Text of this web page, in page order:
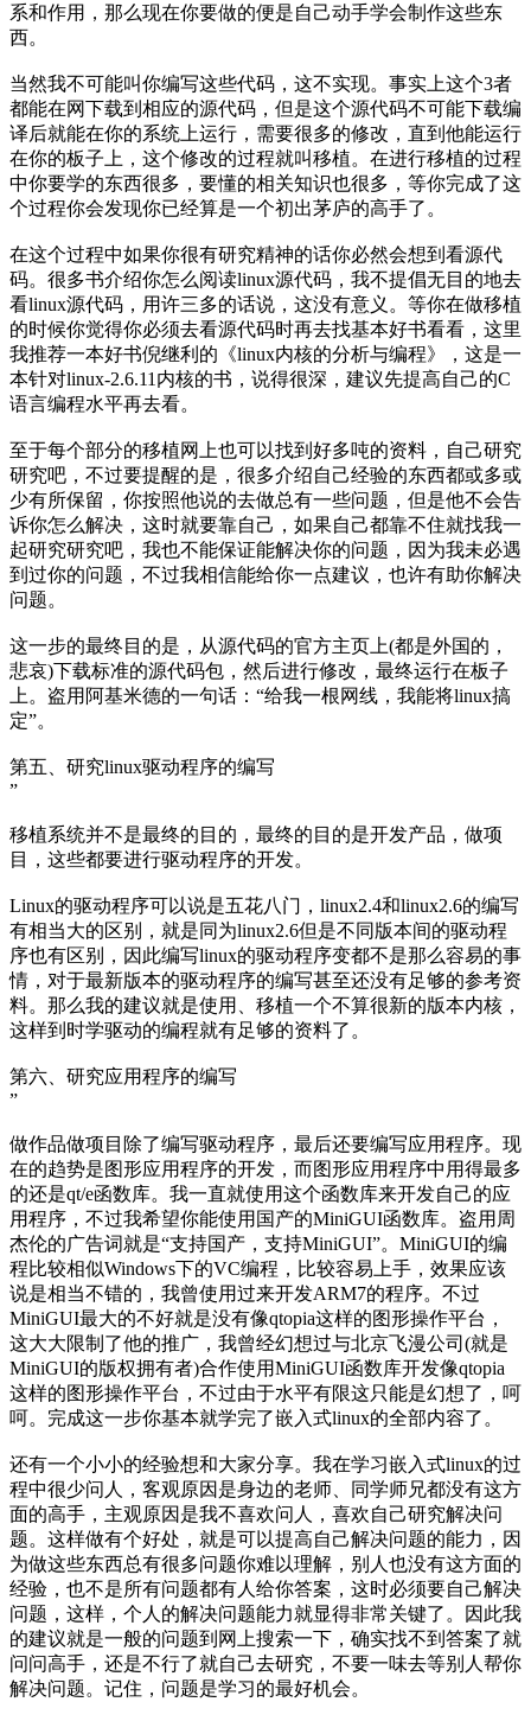
系和作用，那么现在你要做的便是自己动手学会制作这些东
西。
当然我不可能叫你编写这些代码，这不实现。事实上这个3者
都能在网下载到相应的源代码，但是这个源代码不可能下载编
译后就能在你的系统上运行，需要很多的修改，直到他能运行
在你的板子上，这个修改的过程就叫移植。在进行移植的过程
中你要学的东西很多，要懂的相关知识也很多，等你完成了这
个过程你会发现你已经算是一个初出茅庐的高手了。
在这个过程中如果你很有研究精神的话你必然会想到看源代
码。很多书介绍你怎么阅读linux源代码，我不提倡无目的地去
看linux源代码，用许三多的话说，这没有意义。等你在做移植
的时候你觉得你必须去看源代码时再去找基本好书看看，这里
我推荐一本好书倪继利的《linux内核的分析与编程》，这是一
本针对linux-2.6.11内核的书，说得很深，建议先提高自己的C
语言编程水平再去看。
至于每个部分的移植网上也可以找到好多吨的资料，自己研究
研究吧，不过要提醒的是，很多介绍自己经验的东西都或多或
少有所保留，你按照他说的去做总有一些问题，但是他不会告
诉你怎么解决，这时就要靠自己，如果自己都靠不住就找我一
起研究研究吧，我也不能保证能解决你的问题，因为我未必遇
到过你的问题，不过我相信能给你一点建议，也许有助你解决
问题。
这一步的最终目的是，从源代码的官方主页上(都是外国的，
悲哀)下载标准的源代码包，然后进行修改，最终运行在板子
上。盗用阿基米德的一句话：“给我一根网线，我能将linux搞
定”。
第五、研究linux驱动程序的编写
”
移植系统并不是最终的目的，最终的目的是开发产品，做项
目，这些都要进行驱动程序的开发。
Linux的驱动程序可以说是五花八门，linux2.4和linux2.6的编写
有相当大的区别，就是同为linux2.6但是不同版本间的驱动程
序也有区别，因此编写linux的驱动程序变都不是那么容易的事
情，对于最新版本的驱动程序的编写甚至还没有足够的参考资
料。那么我的建议就是使用、移植一个不算很新的版本内核，
这样到时学驱动的编程就有足够的资料了。
第六、研究应用程序的编写
”
做作品做项目除了编写驱动程序，最后还要编写应用程序。现
在的趋势是图形应用程序的开发，而图形应用程序中用得最多
的还是qt/e函数库。我一直就使用这个函数库来开发自己的应
用程序，不过我希望你能使用国产的MiniGUI函数库。盗用周
杰伦的广告词就是“支持国产，支持MiniGUI”。MiniGUI的编
程比较相似Windows下的VC编程，比较容易上手，效果应该
说是相当不错的，我曾使用过来开发ARM7的程序。不过
MiniGUI最大的不好就是没有像qtopia这样的图形操作平台，
这大大限制了他的推广，我曾经幻想过与北京飞漫公司(就是
MiniGUI的版权拥有者)合作使用MiniGUI函数库开发像qtopia
这样的图形操作平台，不过由于水平有限这只能是幻想了，呵
呵。完成这一步你基本就学完了嵌入式linux的全部内容了。
还有一个小小的经验想和大家分享。我在学习嵌入式linux的过
程中很少问人，客观原因是身边的老师、同学师兄都没有这方
面的高手，主观原因是我不喜欢问人，喜欢自己研究解决问
题。这样做有个好处，就是可以提高自己解决问题的能力，因
为做这些东西总有很多问题你难以理解，别人也没有这方面的
经验，也不是所有问题都有人给你答案，这时必须要自己解决
问题，这样，个人的解决问题能力就显得非常关键了。因此我
的建议就是一般的问题到网上搜索一下，确实找不到答案了就
问问高手，还是不行了就自己去研究，不要一味去等别人帮你
解决问题。记住，问题是学习的最好机会。